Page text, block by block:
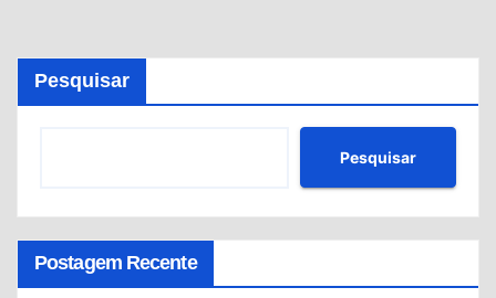
Pesquisar
Pesquisar
Postagem Recente